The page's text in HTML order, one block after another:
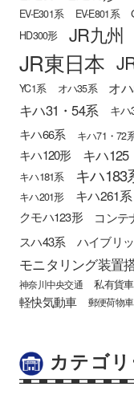
EV-E301系 EV-E801系
HD300形 JR九州
JR東日本
YC1系 オハ35系 オ
キハ31・54系 キ
キハ66系 キハ71・72
キハ120形 キハ125
キハ181系 キハ183
キハ201形
キハ261系
クモハ123形
コンテ
スハ43系 ハイブリ
モニタリング装置
神奈川中央交通 私有貨車
軽快気動車 郵便荷物車
カテゴ